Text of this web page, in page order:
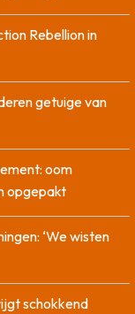
Rebellion in
getuige van
oom
opgepakt
‘We wisten
schokkend